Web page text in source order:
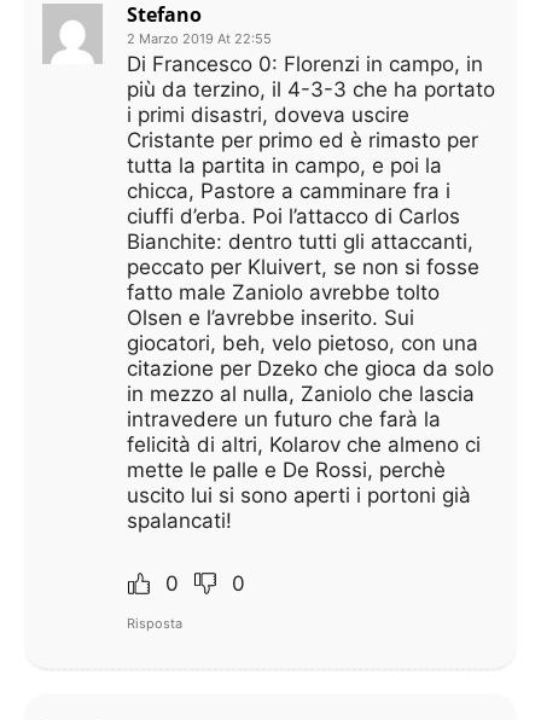
Stefano
2 Marzo 2019 At 22:55
Di Francesco 0: Florenzi in campo, in
più da terzino, il 4-3-3 che ha portato
i primi disastri, doveva uscire
Cristante per primo ed è rimasto per
tutta la partita in campo, e poi la
chicca, Pastore a camminare fra i
ciuffi d’erba. Poi l’attacco di Carlos
Bianchite: dentro tutti gli attaccanti,
peccato per Kluivert, se non si fosse
fatto male Zaniolo avrebbe tolto
Olsen e l’avrebbe inserito. Sui
giocatori, beh, velo pietoso, con una
citazione per Dzeko che gioca da solo
in mezzo al nulla, Zaniolo che lascia
intravedere un futuro che farà la
felicità di altri, Kolarov che almeno ci
mette le palle e De Rossi, perchè
uscito lui si sono aperti i portoni già
spalancati!
0 0
Risposta